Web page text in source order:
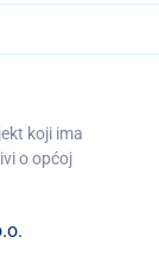
koji ima
o općoj